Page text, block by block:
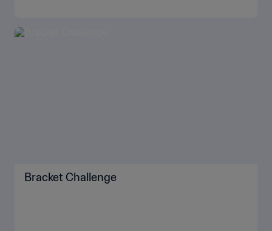
Bracket Challenge